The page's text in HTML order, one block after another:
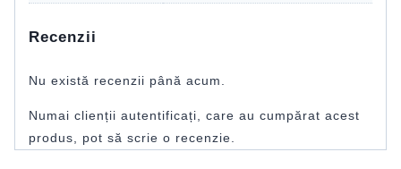
Recenzii
Nu există recenzii până acum.
Numai clienții autentificați, care au cumpărat acest
produs, pot să scrie o recenzie.